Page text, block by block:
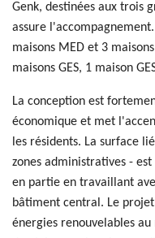
Genk, destinées aux trois
assure
maisons MED et 3
maisons GES, 1 maison
La conception est
économique et met
les résidents. La surface
zones administratives -
en partie en travaillant
bâtiment central. Le
énergies renouvelables